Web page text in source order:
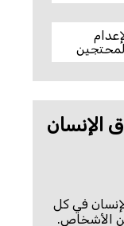
الإنسان
في كل
الأشخاص.